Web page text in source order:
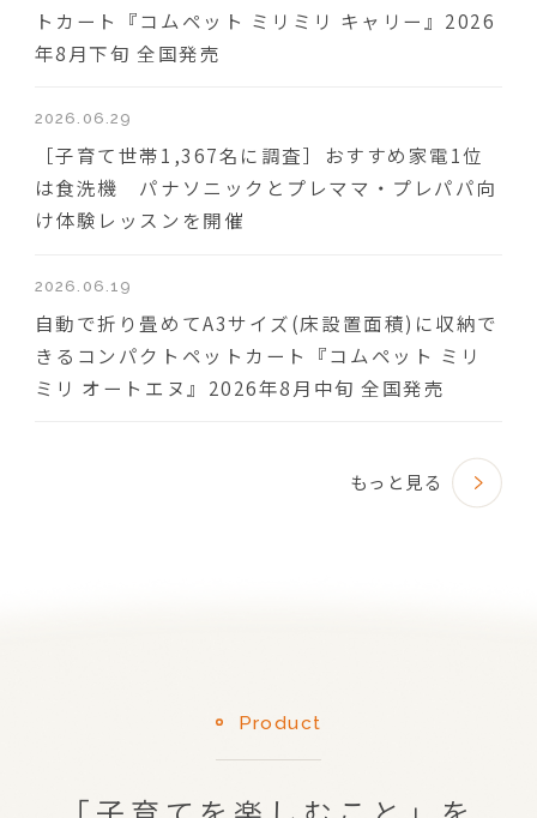
トカート『コムペット ミリミリ キャリー』2026
年8月下旬 全国発売
2026.06.29
［子育て世帯1,367名に調査］おすすめ家電1位
は食洗機 パナソニックとプレママ・プレパパ向
け体験レッスンを開催
2026.06.19
自動で折り畳めてA3サイズ(床設置面積)に収納で
きるコンパクトペットカート『コムペット ミリ
ミリ オートエヌ』2026年8月中旬 全国発売
もっと見る
Product